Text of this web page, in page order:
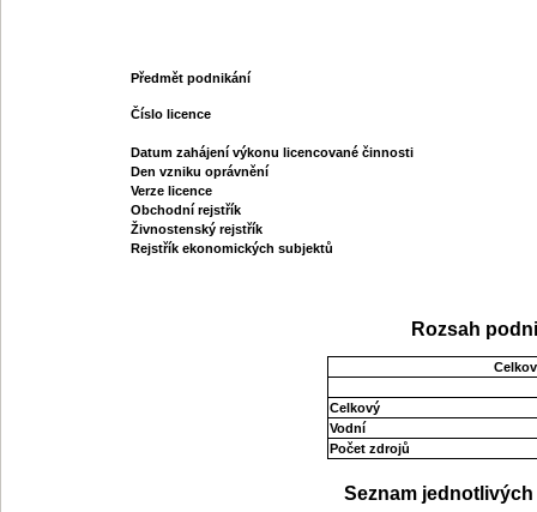
Předmět podnikání
Číslo licence
Datum zahájení výkonu licencované činnosti
Den vzniku oprávnění
Verze licence
Obchodní rejstřík
Živnostenský rejstřík
Rejstřík ekonomických subjektů
Rozsah
Celkový
Vodní
Počet zdrojů
Seznam